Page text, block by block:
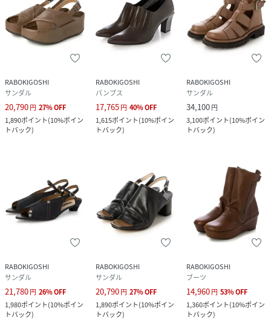
RABOKIGOSHI
サンダル
20,790円 27%OFF
1,890ポイント(10%ポイン
トバック)
RABOKIGOSHI
パンプス
17,765円 40%OFF
1,615ポイント(10%ポイン
トバック)
RABOKIGOSHI
サンダル
34,100円
3,100ポイント(10%ポイン
トバック)
RABOKIGOSHI
サンダル
21,780円 26%OFF
1,980ポイント(10%ポイン
トバック)
RABOKIGOSHI
サンダル
20,790円 27%OFF
1,890ポイント(10%ポイン
トバック)
RABOKIGOSHI
ブーツ
14,960円 53%OFF
1,360ポイント(10%ポイン
トバック)